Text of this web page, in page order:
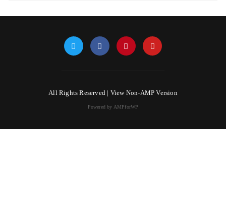
All Rights Reserved | View Non-AMP Version
Powered by AMPforWP